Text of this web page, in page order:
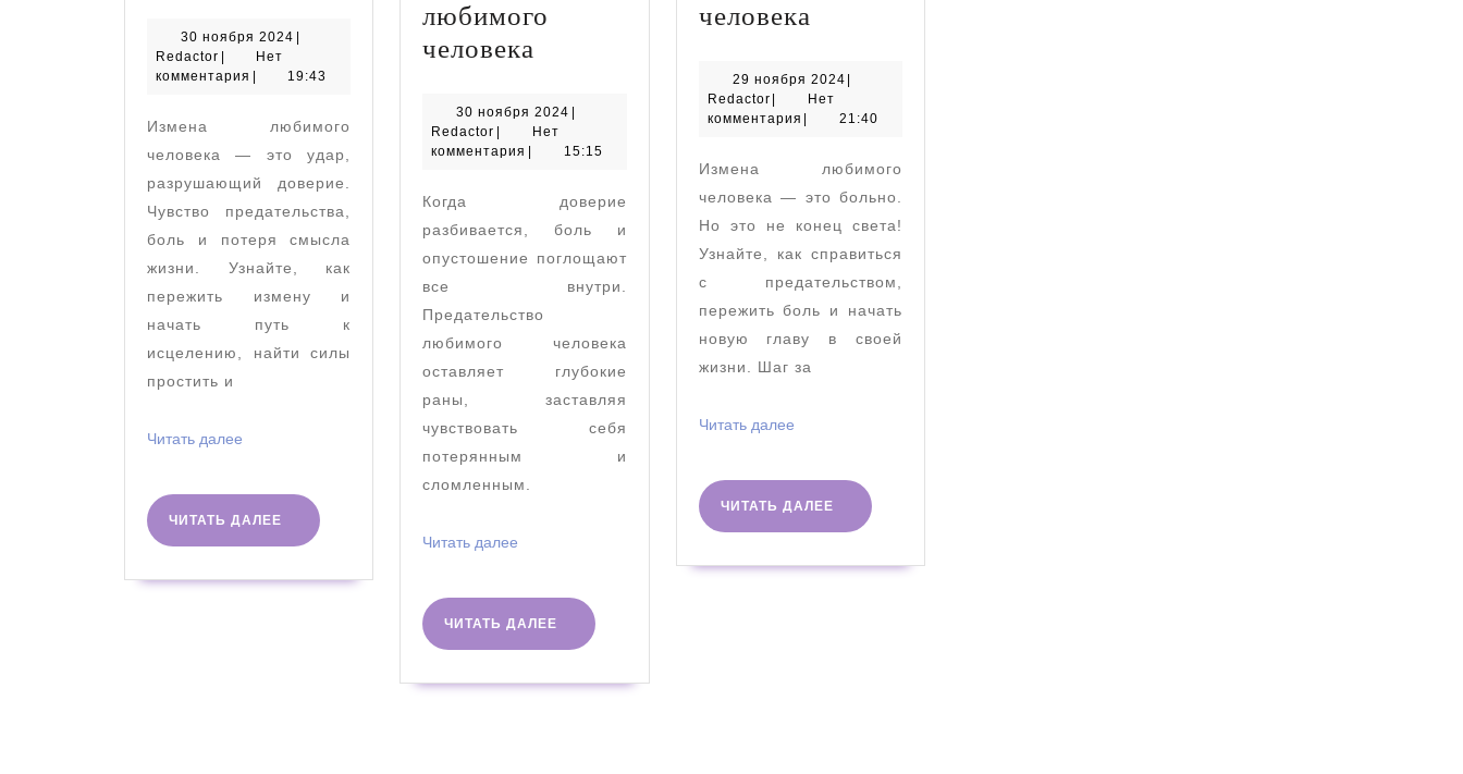
30 ноября 2024 30
2024
Redactor Redactor
Нет
комментария
19:43
Измена любимого
человека — это удар,
разрушающий доверие.
Чувство предательства,
боль и потеря смысла
жизни. Узнайте, как
пережить измену и
начать путь к
исцелению, найти силы
простить и
Читать далее
ЧИТАТЬ ДАЛЕЕ
ЧИТАТЬ
ДАЛЕЕ
любимого
человека
предательство
и
любимого
человека
30 ноября 2024 30
2024
Redactor Redactor
Нет
комментария
15:15
Когда доверие
разбивается, боль и
опустошение поглощают
все внутри.
Предательство
любимого человека
оставляет глубокие
раны, заставляя
чувствовать себя
потерянным и
сломленным.
Читать далее
ЧИТАТЬ ДАЛЕЕ
ЧИТАТЬ
ДАЛЕЕ
человека
измену
любимого
29 ноября 202429
2024
RedactorRedactor
Нет
комментария
21:40
Измена любимого
человека — это больно.
Но это не конец света!
Узнайте, как справиться
с предательством,
пережить боль и начать
новую главу в своей
жизни. Шаг за
Читать далееЧитать
ЧИТАТЬ ДАЛЕЕ
ЧИТАТЬ
ДАЛЕЕ